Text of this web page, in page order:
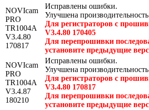
NOVIcam
PRO
TR1004A
V3.4.80
170817
Исправлены ошибки.
Улучшена производительность
Для регистраторов с
V3.4.80 170405
Для перепрошивки
установите предыдущие
NOVIcam
PRO
TR1004A
V3.4.87
180210
Исправлены ошибки.
Улучшена производительность
Для регистраторов с
V3.4.80 170817
Для перепрошивки
установите предыдущие